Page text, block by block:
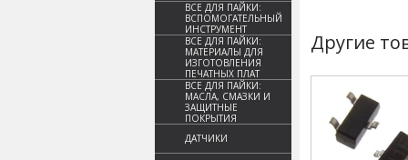
ВСЕ ДЛЯ ПАЙКИ:
ВСПОМОГАТЕЛЬНЫЙ
ИНСТРУМЕНТ
ВСЕ ДЛЯ ПАЙКИ:
МАТЕРИАЛЫ ДЛЯ
ИЗГОТОВЛЕНИЯ
ПЕЧАТНЫХ ПЛАТ
ВСЕ ДЛЯ ПАЙКИ:
МАСЛА, СМАЗКИ И
ЗАЩИТНЫЕ
ПОКРЫТИЯ
ДАТЧИКИ
Другие